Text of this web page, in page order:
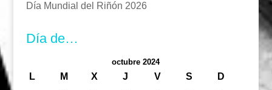
Día Mundial del Riñón 2026
Día de…
octubre 2024
L M X J V S
D